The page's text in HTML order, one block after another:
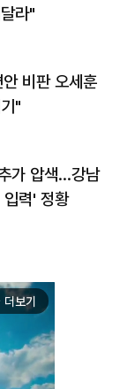
라"
비판 오세훈
"
가 압색…강남
입력' 정황
더보기